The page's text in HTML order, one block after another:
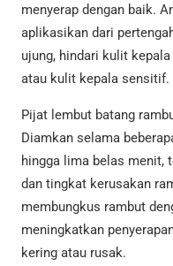
menyerap dengan baik.
aplikasikan dari
ujung, hindari kulit
atau kulit kepala sensitif.
Pijat lembut batang
Diamkan selama
hingga lima belas menit,
dan tingkat kerusakan
membungkus rambut
meningkatkan
kering atau rusak.